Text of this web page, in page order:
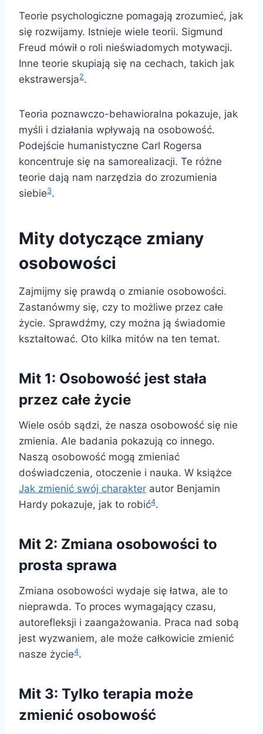
Teorie psychologiczne pomagają zrozumieć, jak
się rozwijamy. Istnieje wiele teorii. Sigmund
Freud mówił o roli nieświadomych motywacji.
Inne teorie skupiają się na cechach, takich jak
ekstrawersja2.
Teoria poznawczo-behawioralna pokazuje, jak
myśli i działania wpływają na osobowość.
Podejście humanistyczne Carl Rogersa
koncentruje się na samorealizacji. Te różne
teorie dają nam narzędzia do zrozumienia
siebie3.
Mity dotyczące zmiany
osobowości
Zajmijmy się prawdą o zmianie osobowości.
Zastanówmy się, czy to możliwe przez całe
życie. Sprawdźmy, czy można ją świadomie
kształtować. Oto kilka mitów na ten temat.
Mit 1: Osobowość jest stała
przez całe życie
Wiele osób sądzi, że nasza osobowość się nie
zmienia. Ale badania pokazują co innego.
Naszą osobowość mogą zmieniać
doświadczenia, otoczenie i nauka. W książce
Jak zmienić swój charakter autor Benjamin
Hardy pokazuje, jak to robić4.
Mit 2: Zmiana osobowości to
prosta sprawa
Zmiana osobowości wydaje się łatwa, ale to
nieprawda. To proces wymagający czasu,
autorefleksji i zaangażowania. Praca nad sobą
jest wyzwaniem, ale może całkowicie zmienić
nasze życie4.
Mit 3: Tylko terapia może
zmienić osobowość